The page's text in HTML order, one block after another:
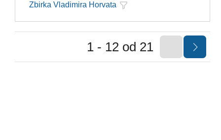
Zbirka Vladimira Horvata
1 - 12 od 21